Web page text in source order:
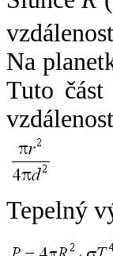
Na
Tuto
Tepelný